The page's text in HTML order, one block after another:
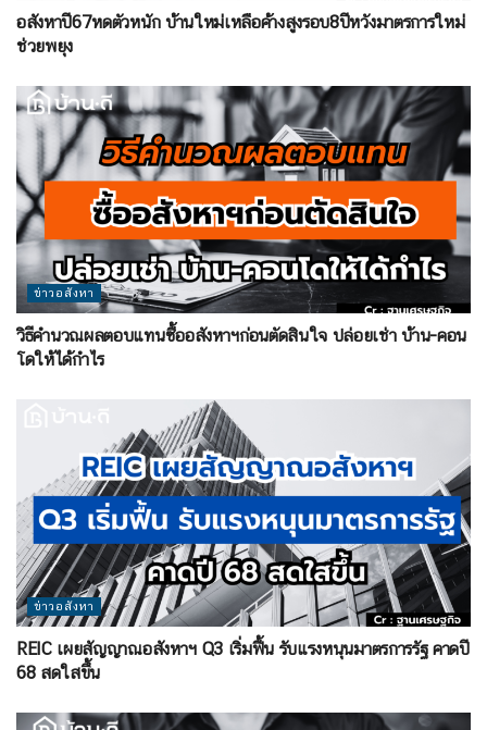
อสังหาปี67หดตัวหนัก บ้านใหม่เหลือค้างสูงรอบ8ปีหวังมาตรการใหม่
ช่วยพยุง
ข่าวอสังหา
วิธีคำนวณผลตอบแทนซื้ออสังหาฯก่อนตัดสินใจ ปล่อยเช่า บ้าน-คอน
โดให้ได้กำไร
ข่าวอสังหา
REIC เผยสัญญาณอสังหาฯ Q3 เริ่มฟื้น รับแรงหนุนมาตรการรัฐ คาดปี
68 สดใสขึ้น